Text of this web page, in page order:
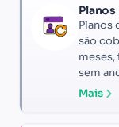
Planos
são
sem
Mais